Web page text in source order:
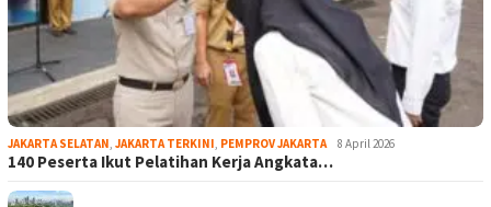
JAKARTA SELATAN, JAKARTA TERKINI, PEMPROV JAKARTA 8 April 2026
140 Peserta Ikut Pelatihan Kerja Angkata…